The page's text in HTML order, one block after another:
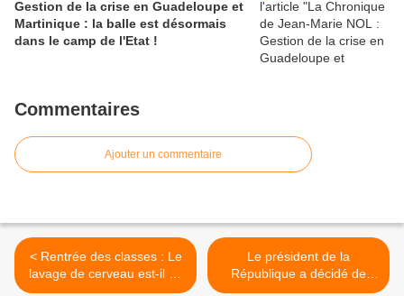
Gestion de la crise en Guadeloupe et
Martinique : la balle est désormais
dans le camp de l'Etat !
Commentaires
Ajouter un commentaire
< Rentrée des classes : Le
lavage de cerveau est-il en
train de suplanter
Le président de la
République a décidé de
nommer Phillipe Jost à la